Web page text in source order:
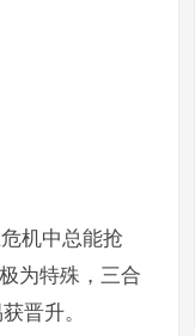
机中总能抢
为特殊，三合
晋升。